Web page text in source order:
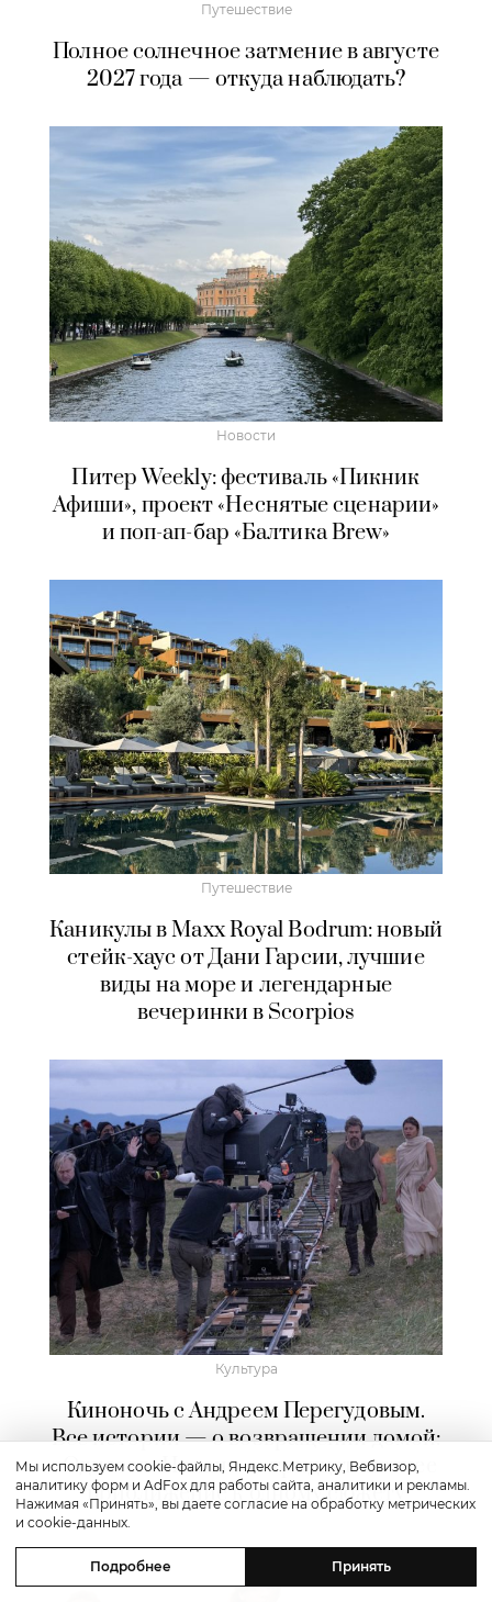
Путешествие
Полное солнечное затмение в августе
2027 года — откуда наблюдать?
Новости
Питер Weekly: фестиваль «Пикник
Афиши», проект «Неснятые сценарии»
и поп-ап-бар «Балтика Brew»
Путешествие
Каникулы в Maxx Royal Bodrum: новый
стейк-хаус от Дани Гарсии, лучшие
виды на море и легендарные
вечеринки в Scorpios
Культура
Киноночь с Андреем Перегудовым.
Все истории — о возвращении домой:
«Одиссея» Нолана — тридцатилетнее
приближение к одному сюжету
Мы используем cookie-файлы, Яндекс.Метрику, Вебвизор,
аналитику форм и AdFox для работы сайта, аналитики и рекламы.
Нажимая «Принять», вы даете согласие на обработку метрических
и cookie-данных.
Подробнее Принять